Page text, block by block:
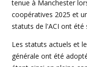
tenue à Manchester
coopératives 2025 et
statuts de l'ACI ont été
Les statuts actuels et
générale ont été